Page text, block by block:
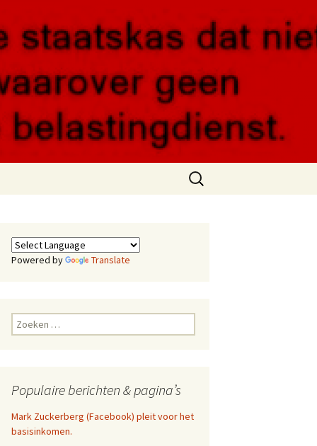
Zoeken
naar:
Powered by Translate
Zoeken
naar:
Populaire berichten & pagina’s
Mark Zuckerberg (Facebook) pleit voor het
basisinkomen.